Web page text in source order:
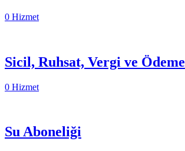
0 Hizmet
Sicil, Ruhsat, Vergi ve Ödeme
0 Hizmet
Su Aboneliği